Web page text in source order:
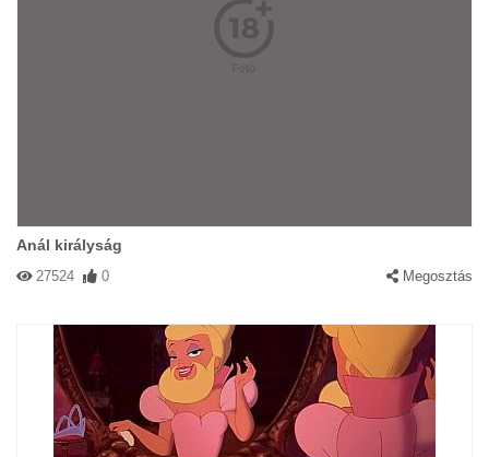
Anál királyság
27524 0 Megosztás